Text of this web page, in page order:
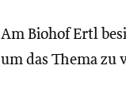
Am Biohof Ertl
um das Thema zu